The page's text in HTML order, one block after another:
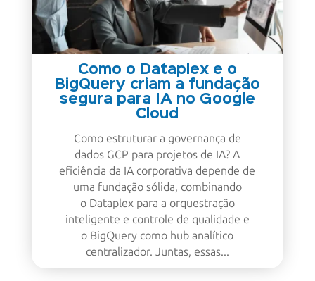
Como o Dataplex e o
BigQuery criam a fundação
segura para IA no Google
Cloud
Como estruturar a governança de
dados GCP para projetos de IA? A
eficiência da IA corporativa depende de
uma fundação sólida, combinando
o Dataplex para a orquestração
inteligente e controle de qualidade e
o BigQuery como hub analítico
centralizador. Juntas, essas...